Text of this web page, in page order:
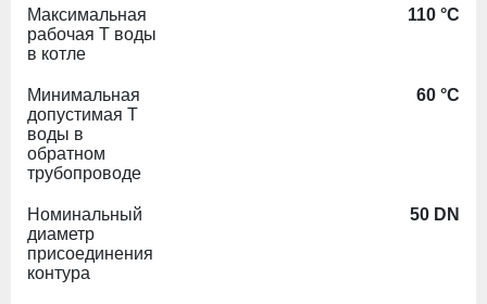
Максимальная
рабочая Т воды
в котле
110 °C
Минимальная
допустимая Т
воды в
обратном
трубопроводе
60 °C
Номинальный
диаметр
присоединения
контура
50 DN